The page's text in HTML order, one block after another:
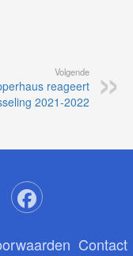
Volgende
reageert
2021-2022
Contact